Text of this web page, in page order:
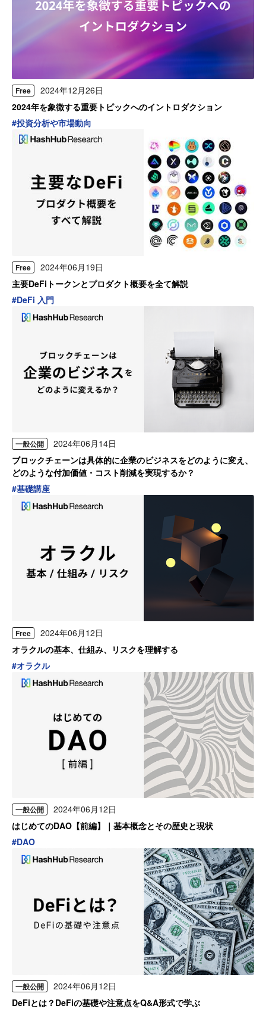
Free
2024年12月26日
2024年を象徴する重要トピックへのイントロダクション
#投資分析や市場動向
Free
2024年06月19日
主要DeFiトークンとプロダクト概要を全て解説
#DeFi 入門
一般公開
2024年06月14日
ブロックチェーンは具体的に企業のビジネスをどのように変え、
どのような付加価値・コスト削減を実現するか？
#基礎講座
Free
2024年06月12日
オラクルの基本、仕組み、リスクを理解する
#オラクル
一般公開
2024年06月12日
はじめてのDAO【前編】｜基本概念とその歴史と現状
#DAO
一般公開
2024年06月12日
DeFiとは？DeFiの基礎や注意点をQ&A形式で学ぶ